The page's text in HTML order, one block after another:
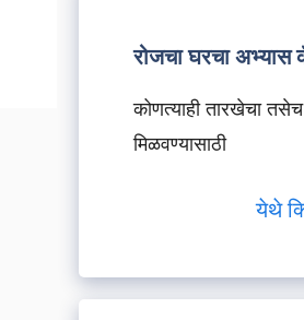
रोजचा घरचा
कोणत्याही तारखेचा
मिळवण्यासाठी
येथे